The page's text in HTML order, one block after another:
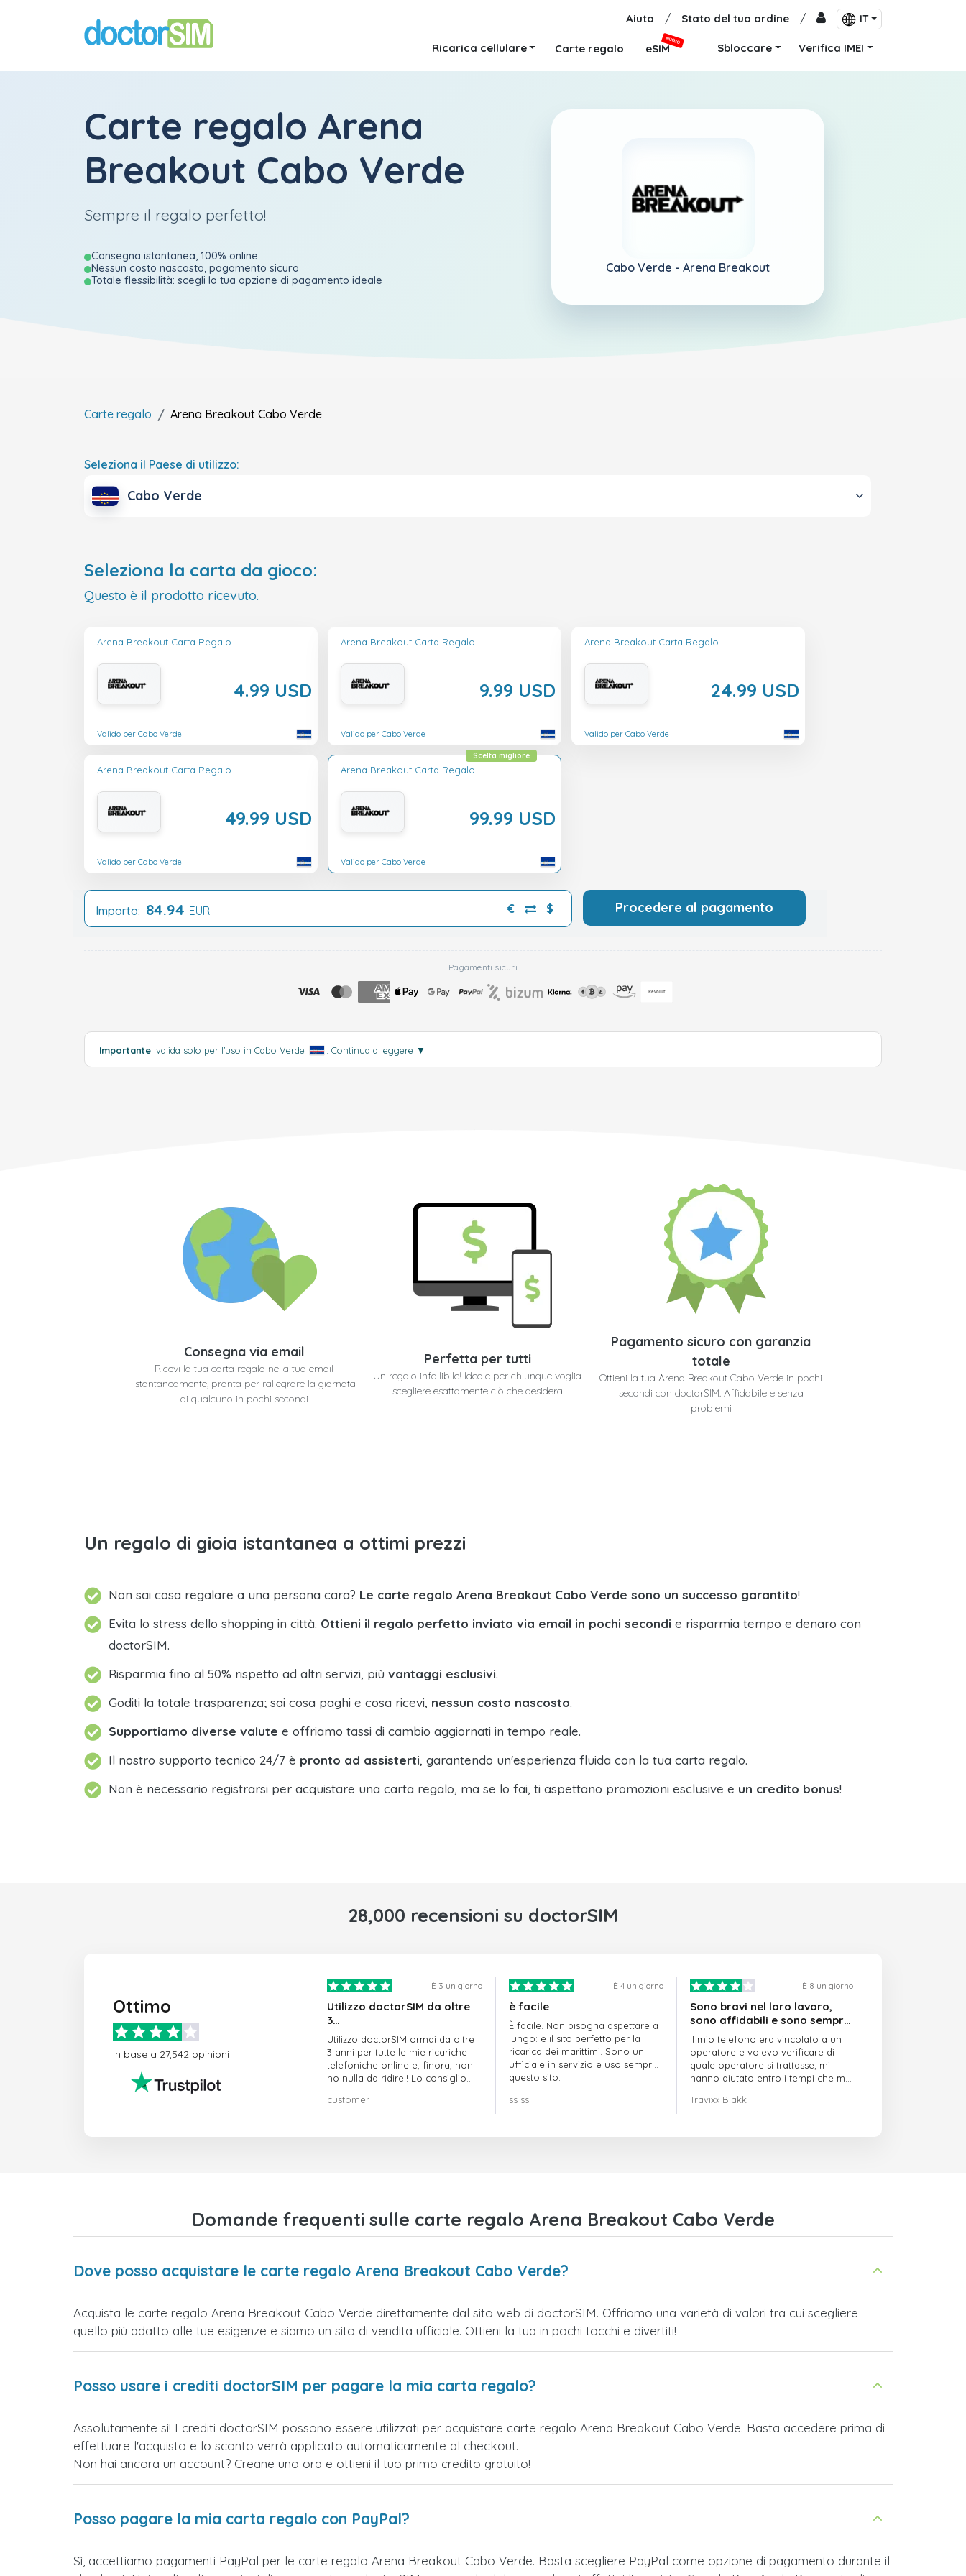
Aiuto / Stato del tuo ordine / IT
Ricarica cellulare Carte regalo eSIM
NUOVO
Sbloccare Verifica IMEI
Carte regalo Arena
Breakout Cabo Verde
Sempre il regalo perfetto!
Consegna istantanea, 100% online
Nessun costo nascosto, pagamento sicuro
Totale flessibilità: scegli la tua opzione di pagamento ideale
Cabo Verde - Arena Breakout
Carte regalo Arena Breakout Cabo Verde
Seleziona il Paese di utilizzo:
Cabo Verde
Seleziona la carta da gioco:
Questo è il prodotto ricevuto.
Arena Breakout Carta Regalo
4.99 USD
Valido per Cabo Verde
Arena Breakout Carta Regalo
9.99 USD
Valido per Cabo Verde
Arena Breakout Carta Regalo
24.99 USD
Valido per Cabo Verde
Arena Breakout Carta Regalo
49.99 USD
Valido per Cabo Verde
Arena Breakout Carta Regalo
99.99 USD
Scelta migliore
Valido per Cabo Verde
Importo: 84.94 EUR € $ Procedere al pagamento
Pagamenti sicuri
Importante: valida solo per l'uso in Cabo Verde . Continua a leggere ▼
Consegna via email
Ricevi la tua carta regalo nella tua email
istantaneamente, pronta per rallegrare la giornata
di qualcuno in pochi secondi
Perfetta per tutti
Un regalo infallibile! Ideale per chiunque voglia
scegliere esattamente ciò che desidera
Pagamento sicuro con garanzia
totale
Ottieni la tua Arena Breakout Cabo Verde in pochi
secondi con doctorSIM. Affidabile e senza
problemi
Un regalo di gioia istantanea a ottimi prezzi
Non sai cosa regalare a una persona cara? Le carte regalo Arena Breakout Cabo Verde sono un successo garantito!
Evita lo stress dello shopping in città. Ottieni il regalo perfetto inviato via email in pochi secondi e risparmia tempo e denaro con
doctorSIM.
Risparmia fino al 50% rispetto ad altri servizi, più vantaggi esclusivi.
Goditi la totale trasparenza; sai cosa paghi e cosa ricevi, nessun costo nascosto.
Supportiamo diverse valute e offriamo tassi di cambio aggiornati in tempo reale.
Il nostro supporto tecnico 24/7 è pronto ad assisterti, garantendo un'esperienza fluida con la tua carta regalo.
Non è necessario registrarsi per acquistare una carta regalo, ma se lo fai, ti aspettano promozioni esclusive e un credito bonus!
28,000 recensioni su doctorSIM
Ottimo
In base a 27,542 opinioni
È 3 un giorno
Utilizzo doctorSIM da oltre
3…
Utilizzo doctorSIM ormai da oltre
3 anni per tutte le mie ricariche
telefoniche online e, finora, non
ho nulla da ridire!! Lo consiglio
customer
È 4 un giorno
è facile
È facile. Non bisogna aspettare a
lungo: è il sito perfetto per la
ricarica dei marittimi. Sono un
ufficiale in servizio e uso sempre
questo sito.
ss ss
È 8 un giorno
Sono bravi nel loro lavoro,
sono affidabili e sono sempre
puntuali
Il mio telefono era vincolato a un
operatore e volevo verificare di
quale operatore si trattasse; mi
hanno aiutato entro i tempi che mi
Travixx Blakk
Domande frequenti sulle carte regalo Arena Breakout Cabo Verde
Dove posso acquistare le carte regalo Arena Breakout Cabo Verde?
Acquista le carte regalo Arena Breakout Cabo Verde direttamente dal sito web di doctorSIM. Offriamo una varietà di valori tra cui scegliere
quello più adatto alle tue esigenze e siamo un sito di vendita ufficiale. Ottieni la tua in pochi tocchi e divertiti!
Posso usare i crediti doctorSIM per pagare la mia carta regalo?
Assolutamente sì! I crediti doctorSIM possono essere utilizzati per acquistare carte regalo Arena Breakout Cabo Verde. Basta accedere prima di
effettuare l'acquisto e lo sconto verrà applicato automaticamente al checkout.
Non hai ancora un account? Creane uno ora e ottieni il tuo primo credito gratuito!
Posso pagare la mia carta regalo con PayPal?
Sì, accettiamo pagamenti PayPal per le carte regalo Arena Breakout Cabo Verde. Basta scegliere PayPal come opzione di pagamento durante il